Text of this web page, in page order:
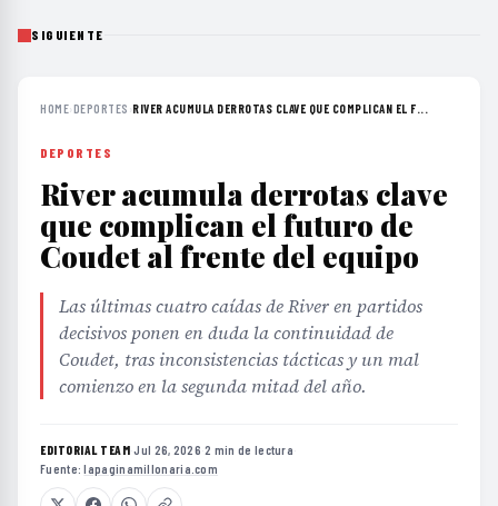
SIGUIENTE
HOME›DEPORTES ›RIVER ACUMULA DERROTAS CLAVE QUE COMPLICAN EL F...
DEPORTES
River acumula derrotas clave
que complican el futuro de
Coudet al frente del equipo
Las últimas cuatro caídas de River en partidos
decisivos ponen en duda la continuidad de
Coudet, tras inconsistencias tácticas y un mal
comienzo en la segunda mitad del año.
EDITORIAL TEAM·Jul 26, 2026·2 min de lectura·
Fuente:lapaginamillonaria.com